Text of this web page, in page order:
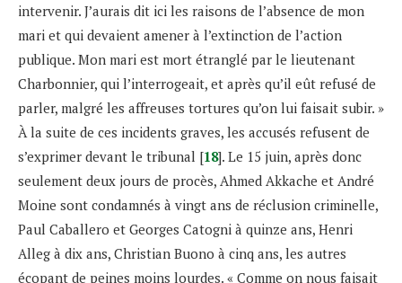
intervenir. J’aurais dit ici les raisons de l’absence de mon
mari et qui devaient amener à l’extinction de l’action
publique. Mon mari est mort étranglé par le lieutenant
Charbonnier, qui l’interrogeait, et après qu’il eût refusé de
parler, malgré les affreuses tortures qu’on lui faisait subir. »
À la suite de ces incidents graves, les accusés refusent de
s’exprimer devant le tribunal [18]. Le 15 juin, après donc
seulement deux jours de procès, Ahmed Akkache et André
Moine sont condamnés à vingt ans de réclusion criminelle,
Paul Caballero et Georges Catogni à quinze ans, Henri
Alleg à dix ans, Christian Buono à cinq ans, les autres
écopant de peines moins lourdes. « Comme on nous faisait